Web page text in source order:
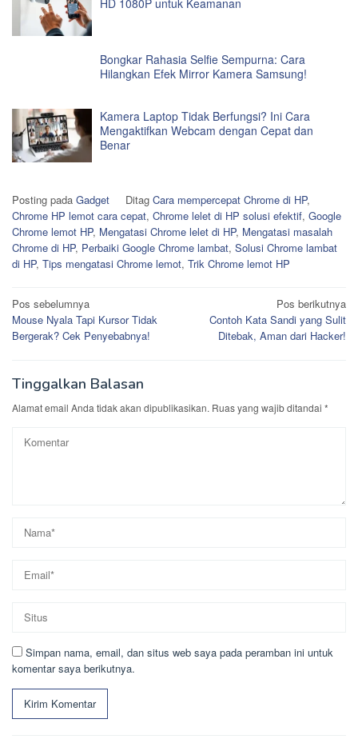
HD 1080P untuk Keamanan
Bongkar Rahasia Selfie Sempurna: Cara
Hilangkan Efek Mirror Kamera Samsung!
Kamera Laptop Tidak Berfungsi? Ini Cara
Mengaktifkan Webcam dengan Cepat dan
Benar
Posting pada Gadget Ditag Cara mempercepat Chrome di HP,
Chrome HP lemot cara cepat, Chrome lelet di HP solusi efektif, Google
Chrome lemot HP, Mengatasi Chrome lelet di HP, Mengatasi masalah
Chrome di HP, Perbaiki Google Chrome lambat, Solusi Chrome lambat
di HP, Tips mengatasi Chrome lemot, Trik Chrome lemot HP
Navigasi
pos
Pos sebelumnya
Mouse Nyala Tapi Kursor Tidak
Bergerak? Cek Penyebabnya!
Pos berikutnya
Contoh Kata Sandi yang Sulit
Ditebak, Aman dari Hacker!
Tinggalkan Balasan
Alamat email Anda tidak akan dipublikasikan. Ruas yang wajib ditandai *
Simpan nama, email, dan situs web saya pada peramban ini untuk
komentar saya berikutnya.